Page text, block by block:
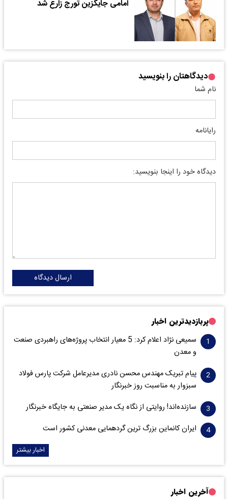
امامی جایگزین تورج زارع شد
دیدگاهتان را بنویسید
نام شما
رایانامه
دیدگاه خود را اینجا بنویسید:
ارسال دیدگاه
پربازدیدترین اخبار
سمیعی‌ نژاد اعلام کرد: 5 معیار انتخاب پروژه‌های راهبردی صنعت
و معدن
پیام تبریک مهندس محسن نادری مدیرعامل شرکت پارس فولاد
سبزوار به مناسبت روز خبرنگار
سازنده‌اند! روایتی از نگاه یک مدیر صنعتی به جایگاه خبرنگار
ایران کانماین بزرگ ترین گردهمایی معدنی کشور است
اخبار بیشتر
آخرین اخبار